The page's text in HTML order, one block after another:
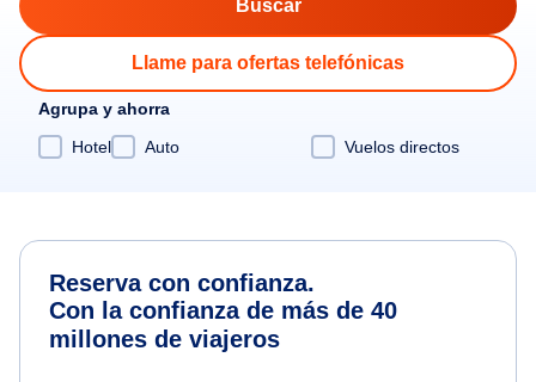
Llame para ofertas telefónicas
Agrupa y ahorra
Hotel
Auto Vuelos directos
Reserva con confianza.
Con la confianza de más de 40
millones de viajeros